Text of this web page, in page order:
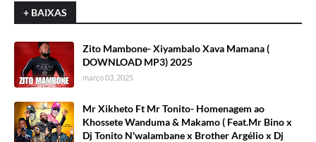
+ BAIXAS
Zito Mambone- Xiyambalo Xava Mamana (
DOWNLOAD MP3) 2025
março 03, 2025
Mr Xikheto Ft Mr Tonito- Homenagem ao
Khossete Wanduma & Makamo ( Feat.Mr Bino x
Dj Tonito N'walambane x Brother Argélio x Dj